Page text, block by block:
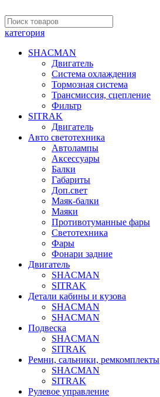
категория
SHACMAN
Двигатель
Система охлаждения
Тормозная система
Трансмиссия, сцепление
Фильтр
SITRAK
Двигатель
Авто светотехника
Автолампы
Аксессуары
Балки
Габариты
Доп.свет
Маяк-балки
Маяки
Противотуманные фары
Светотехника
Фары
Фонари задние
Двигатель
SHACMAN
SITRAK
Детали кабины и кузова
SHACMAN
SHACMAN
Подвеска
SHACMAN
SITRAK
Ремни, сальники, ремкомплекты
SHACMAN
SITRAK
Рулевое управление